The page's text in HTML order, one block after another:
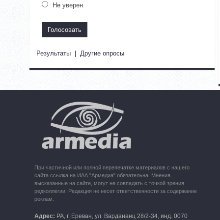
Не уверен
Результаты | Другие опросы
При частичной или полной перепечатке материалов с нашего
сайта ссылка на ИАА "Армедиа" обязательна. Мнения,
высказанные на сайте, могут не совпадать с точкой зрения
редколлегии. Редакция не несет ответственности за содержание
реклам.
Адрес: РА, г. Ереван, ул. Вардананц 28/2-34, инд. 0070